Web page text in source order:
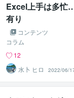
Excel上手は多忙
有り
コンテンツ
コラム
12
水卜 ヒロ
2022/06/